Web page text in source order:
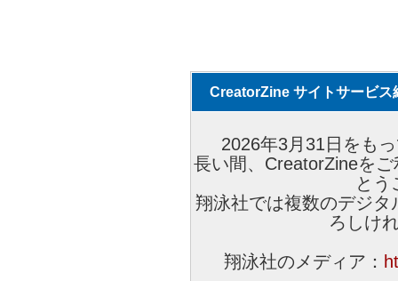
CreatorZine サイトサービス
2026年3月31日をも
長い間、CreatorZineを
とう
翔泳社では複数のデジ
ろしけ
翔泳社のメディア：